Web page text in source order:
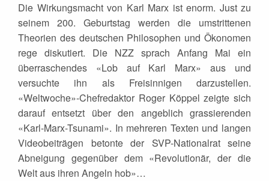
Die Wirkungsmacht von Karl Marx ist enorm. Just zu
seinem 200. Geburtstag werden die umstrittenen
Theorien des deutschen Philosophen und Ökonomen
rege diskutiert. Die NZZ sprach Anfang Mai ein
überraschendes «Lob auf Karl Marx» aus und
versuchte ihn als Freisinnigen darzustellen.
«Weltwoche»-Chefredaktor Roger Köppel zeigte sich
darauf entsetzt über den angeblich grassierenden
«Karl-Marx-Tsunami». In mehreren Texten und langen
Videobeiträgen betonte der SVP-Nationalrat seine
Abneigung gegenüber dem «Revolutionär, der die
Welt aus ihren Angeln hob»…